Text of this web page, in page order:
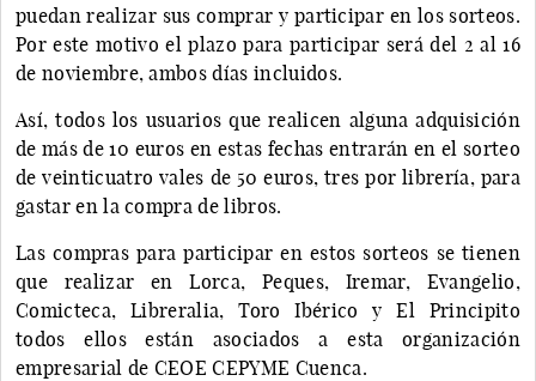
puedan realizar sus comprar y participar en los sorteos.
Por este motivo el plazo para participar será del 2 al 16
de noviembre, ambos días incluidos.
Así, todos los usuarios que realicen alguna adquisición
de más de 10 euros en estas fechas entrarán en el sorteo
de veinticuatro vales de 50 euros, tres por librería, para
gastar en la compra de libros.
Las compras para participar en estos sorteos se tienen
que realizar en Lorca, Peques, Iremar, Evangelio,
Comicteca, Libreralia, Toro Ibérico y El Principito
todos ellos están asociados a esta organización
empresarial de CEOE CEPYME Cuenca.